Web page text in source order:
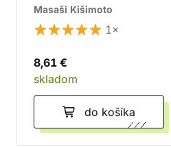
Masaši Kišimoto
1×
8,61 €
skladom
do košíka